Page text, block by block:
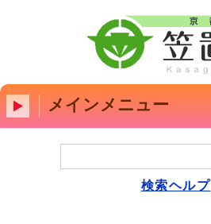
メインメニュー
検索ヘルプ